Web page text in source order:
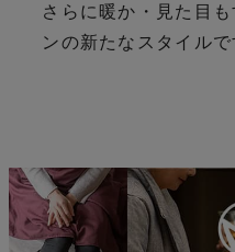
さらに暖か・見た目
ンの新たなスタイルで